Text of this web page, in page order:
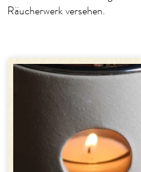
Räucherwerk versehen.